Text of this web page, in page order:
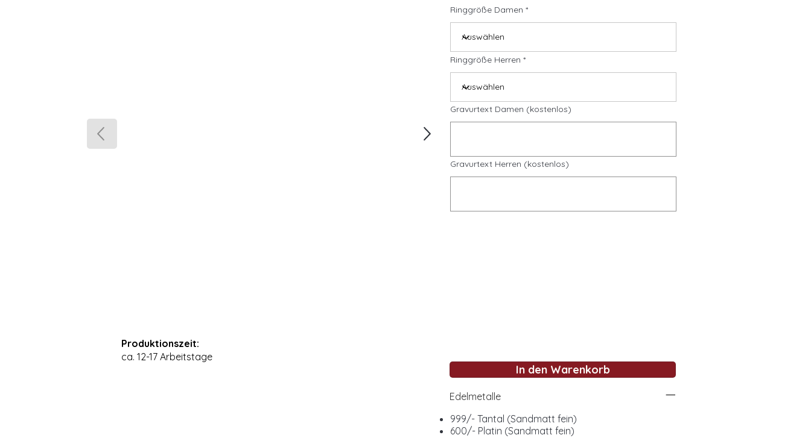
Produktionszeit:
ca. 12-17 Arbeitstage
Ringgröße Damen
Ringgröße Herren
Gravurtext Damen (kostenlos)
Gravurtext Herren (kostenlos)
In den Warenkorb
Edelmetalle
999/- Tantal (Sandmatt fein)
600/- Platin (Sandmatt fein)